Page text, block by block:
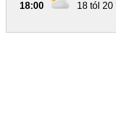
18:00 18 tól 20